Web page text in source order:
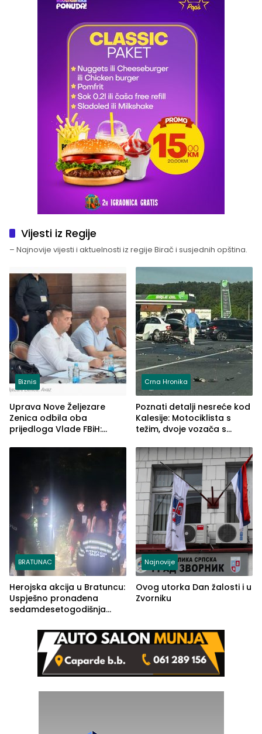
Vijesti iz Regije
– Najnovije vijesti i aktuelnosti iz regije Birač i susjednih opština.
Biznis
Uprava Nove Željezare
Zenica odbila oba
prijedloga Vlade FBiH:
rješenje
Crna Hronika
Poznati detalji nesreće kod
Kalesije: Motociklista s
težim, dvoje vozača s
BRATUNAC
Herojska akcija u Bratuncu:
Uspješno pronađena
sedamdesetogodišnja
Kravice.
Najnovije
Ovog utorka Dan žalosti i u
Zvorniku